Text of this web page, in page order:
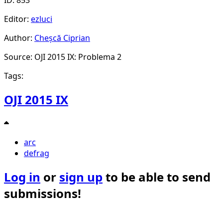
Editor: ezluci
Author: Cheșcă Ciprian
Source: OJI 2015 IX: Problema 2
Tags:
OJI 2015 IX
arc
defrag
Log in or sign upto be able to send
submissions!